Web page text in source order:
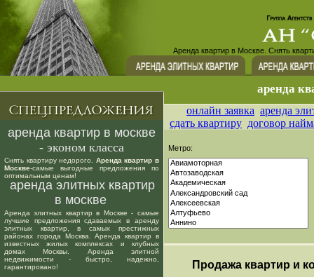
Аренда квартир в Москве. Снять
аренда
аренда квартир в москве
- эконом класса
Снять квартиру недорого. Аренда квартир в
Москве-самые выгодные предложения по
оптимальным ценам!
аренда элитных квартир
в москве
Аренда элитных квартир в Москве - самые
лучшие предложения сдаваемых в аренду
элитных квартир, в самых престижных
районах города Москва. Аренда квартир в
известных жилых комплексах и клубных
домах Москвы. Аренда элитной
недвижимости - быстро, надежно,
гарантировано!
онлайн заявка аренда
сдать квартиру договор
Метро:
Продажа квартир и